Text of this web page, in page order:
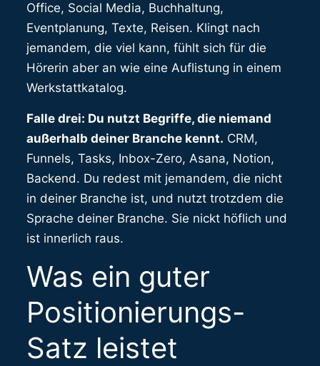
Office, Social Media, Buchhaltung,
Eventplanung, Texte, Reisen. Klingt nach
jemandem, die viel kann, fühlt sich für die
Hörerin aber an wie eine Auflistung in einem
Werkstattkatalog.
Falle drei: Du nutzt Begriffe, die niemand
außerhalb deiner Branche kennt. CRM,
Funnels, Tasks, Inbox-Zero, Asana, Notion,
Backend. Du redest mit jemandem, die nicht
in deiner Branche ist, und nutzt trotzdem die
Sprache deiner Branche. Sie nickt höflich und
ist innerlich raus.
Was ein guter
Positionierungs-
Satz leistet